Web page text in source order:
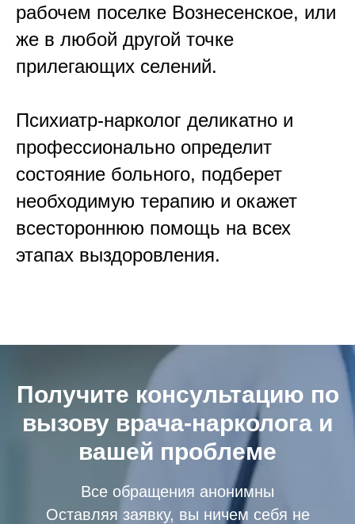
рабочем поселке Вознесенское, или
же в любой другой точке
прилегающих селений.
Психиатр-нарколог деликатно и
профессионально определит
состояние больного, подберет
необходимую терапию и окажет
всестороннюю помощь на всех
этапах выздоровления.
Получите консультацию по
вызову врача-нарколога и
вашей проблеме
Все обращения анонимны
Оставляя заявку, вы ничем себя не